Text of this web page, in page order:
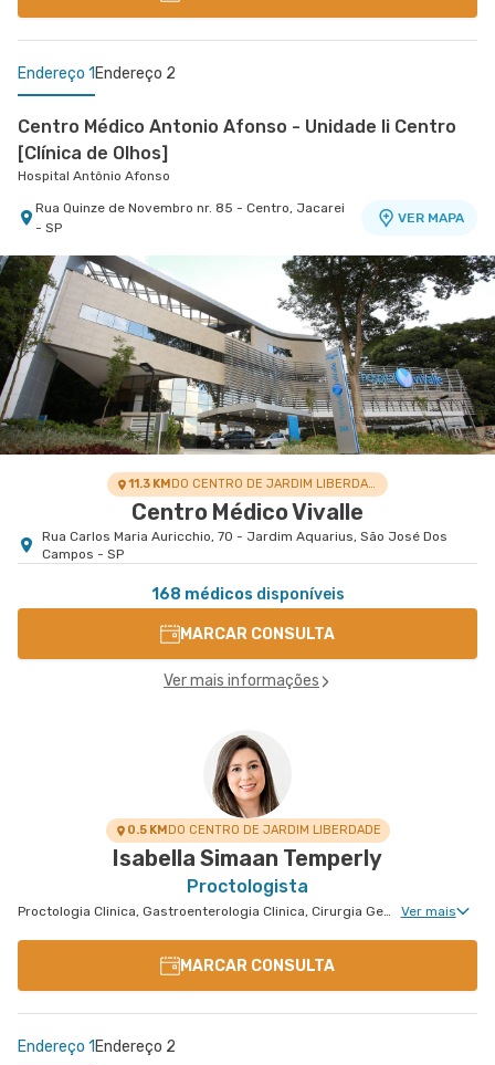
Endereço 1 Endereço 2
Centro Médico Antonio Afonso - Unidade Ii Centro
[Clínica de Olhos]
Hospital Antônio Afonso
Rua Quinze de Novembro nr. 85 - Centro, Jacarei
- SP
VER MAPA
Centro Médico Vivalle - Unidade Carlos Maria
Auricchio
Centro Médico Vivalle
Rua Carlos Maria Auricchio nr. 70 - Jardim
Aquarius, Sao Jose Dos Campos - SP
VER MAPA
11.3 KM DO CENTRO DE JARDIM LIBERDADE
Centro Médico Vivalle
Rua Carlos Maria Auricchio, 70 - Jardim Aquarius, São José Dos
Campos - SP
168 médicos disponíveis
MARCAR CONSULTA
Ver mais informações
0.5 KMDO CENTRO DE JARDIM LIBERDADE
Isabella Simaan Temperly
Proctologista
Proctologia Clinica, Gastroenterologia Clinica, Cirurgia Geral, Cirurgia do Aparelho Digestivo Ver mais
MARCAR CONSULTA
Endereço 1 Endereço 2